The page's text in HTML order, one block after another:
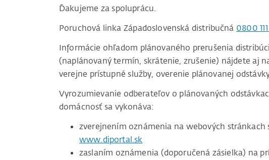
Ďakujeme za spoluprácu.
Poruchová linka Západoslovenská distribučná 0800
Informácie ohľadom plánovaného prerušenia
(naplánovaný termín, skrátenie, zrušenie) nájdete aj
verejne prístupné služby, overenie plánovanej
Vyrozumievanie odberateľov o plánovaných
domácnosť sa vykonáva:
zverejnením oznámenia na webových stránkach
www.diportal.sk
zaslaním oznámenia (doporučená zásielka) na